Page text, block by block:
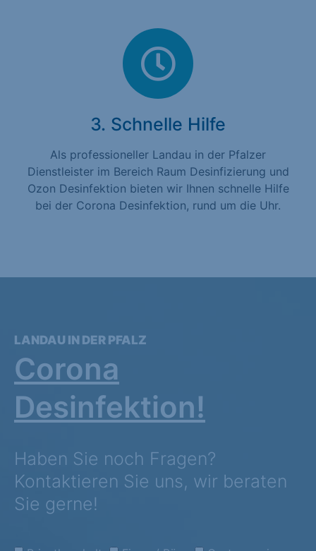
3. Schnelle Hilfe
Als professioneller Landau in der Pfalzer
Dienstleister im Bereich Raum Desinfizierung und
Ozon Desinfektion bieten wir Ihnen schnelle Hilfe
bei der Corona Desinfektion, rund um die Uhr.
LANDAU IN DER PFALZ
Corona
Desinfektion!
Haben Sie noch Fragen?
Kontaktieren Sie uns, wir beraten
Sie gerne!